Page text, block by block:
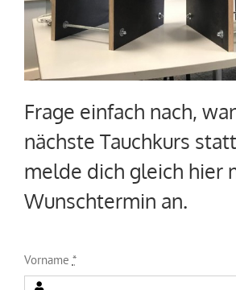
Frage einfach nach,
nächste Tauchkurs
melde dich gleich hier
Wunschtermin an.
Vorname *